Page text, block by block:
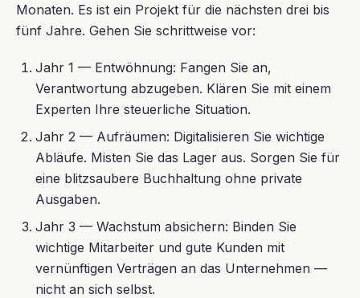
Monaten. Es ist ein Projekt für die nächsten drei bis
fünf Jahre. Gehen Sie schrittweise vor:
Jahr 1 — Entwöhnung: Fangen Sie an,
Verantwortung abzugeben. Klären Sie mit einem
Experten Ihre steuerliche Situation.
Jahr 2 — Aufräumen: Digitalisieren Sie wichtige
Abläufe. Misten Sie das Lager aus. Sorgen Sie für
eine blitzsaubere Buchhaltung ohne private
Ausgaben.
Jahr 3 — Wachstum absichern: Binden Sie
wichtige Mitarbeiter und gute Kunden mit
vernünftigen Verträgen an das Unternehmen —
nicht an sich selbst.